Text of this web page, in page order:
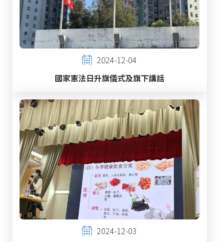
2024-12-04
國家憲法日升旗儀式及旗下講話
2024-12-03